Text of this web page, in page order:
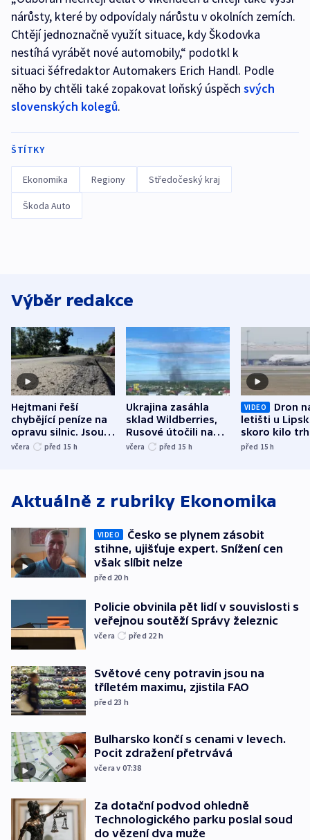
nárůsty, které by odpovídaly nárůstu v okolních zemích.
Chtějí jednoznačně využít situace, kdy Škodovka
nestíhá vyrábět nové automobily,“ podotkl k
situaci šéfredaktor Automakers Erich Handl. Podle
něho by chtěli také zopakovat loňský úspěch svých
slovenských kolegů.
ŠTÍTKY
Ekonomika Regiony Středočeský kraj
Škoda Auto
Výběr redakce
Hejtmani řeší
chybějící peníze na
opravu silnic. Jsou
nenárokové, namítá
včera před 15 h
Ukrajina zasáhla
sklad Wildberries,
Rusové útočili na
trh, hasiče či
včera před 15 h
VIDEO
Dron
letišti u
skoro kilo
indicie
před 15h
Aktuálně z rubriky Ekonomika
VIDEO
Česko se plynem zásobit
stihne, ujišťuje expert. Snížení cen
však slíbit nelze
před 20 h
Policie obvinila pět lidí v souvislosti s
veřejnou soutěží Správy železnic
včera před 22 h
Světové ceny potravin jsou na
tříletém maximu, zjistila FAO
před 23 h
Bulharsko končí s cenami v levech.
Pocit zdražení přetrvává
včera v 07:38
Za dotační podvod ohledně
Technologického parku poslal soud
do vězení dva muže